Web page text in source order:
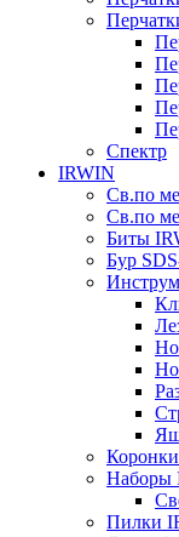
Спектр
IRWIN
Св.по
Св.по
Биты
Бур
Наборы
Пилки